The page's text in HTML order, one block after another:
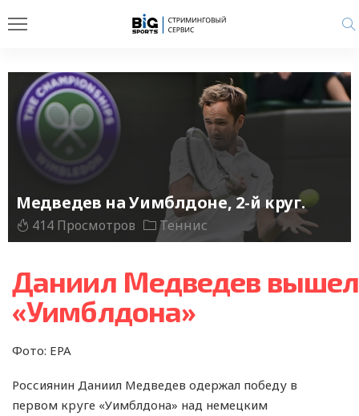
Медведев на Уимблдоне, 2-й круг.
414 Просмотров Теннис
Даниил Медведев вышел
«Уимблдона»
Фото: EPA
Россиянин Даниил Медведев одержал победу в
первом круге «Уимблдона» над немецким